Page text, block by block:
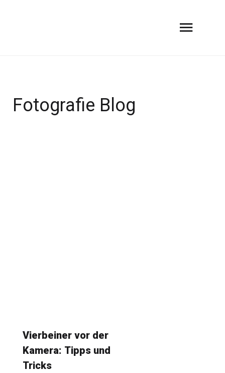
Fotografie Blog
Vierbeiner vor der
Kamera: Tipps und
Tricks